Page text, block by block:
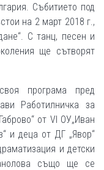
Събитието под
на 2 март 2018 г.,
С танц, песен и
ще сътворят
програма пред
Работилничка за
от VІ ОУ„Иван
и деца от ДГ „Явор“
и детски
също ще се